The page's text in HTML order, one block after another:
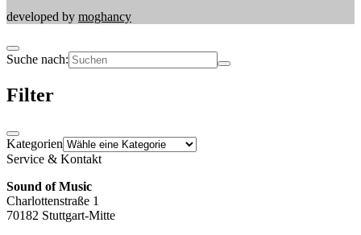
developed by moghancy
Suche nach:
Filter
Kategorien
Service & Kontakt
Sound of Music
Charlottenstraße 1
70182 Stuttgart-Mitte